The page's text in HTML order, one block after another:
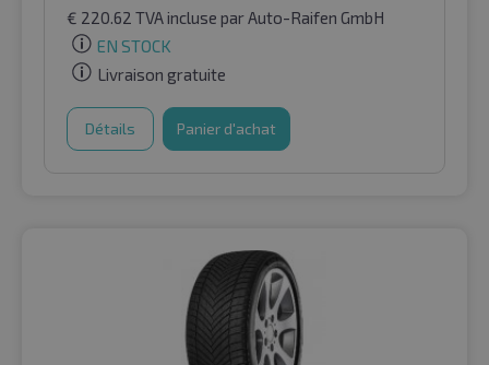
€ 220.62 TVA incluse par Auto-Raifen GmbH
EN STOCK
Livraison gratuite
Détails Panier d'achat